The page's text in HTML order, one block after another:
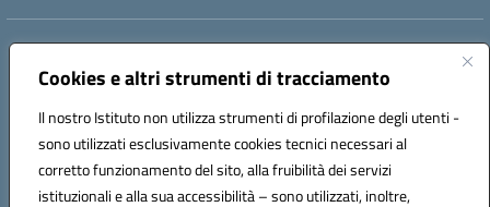
Cookies e altri strumenti di tracciamento
Il nostro Istituto non utilizza strumenti di profilazione degli utenti -
sono utilizzati esclusivamente cookies tecnici necessari al
corretto funzionamento del sito, alla fruibilità dei servizi
istituzionali e alla sua accessibilità – sono utilizzati, inoltre,
Indirizzo:Via della Repubblica 84098 – Pontecagnano Faiano (SA)
Centralino:089 201032 Email:saic88800v@istruzione.it
Codice fiscale: 80028930651
Codice meccanografico:
saic88800v
Codice unico di fatturazione (CUF): UFLEGP